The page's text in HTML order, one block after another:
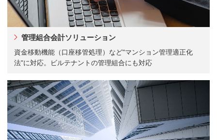
管理組合会計ソリューション
資金移動機能（口座移管処理）など"マンション管理適正化
法"に対応。ビルテナントの管理組合にも対応